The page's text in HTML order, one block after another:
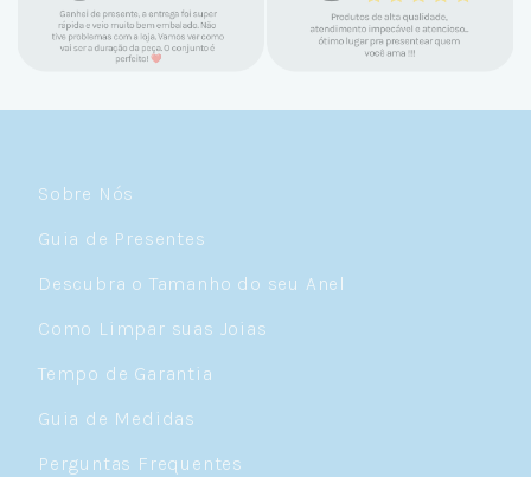
e amo demais as pratas que são lindas, tem
um brilho incrível e preço super justo. Fora
Sobre Nós
Guia de Presentes
Descubra o Tamanho do seu Anel
Como Limpar suas Joias
Tempo de Garantia
Guia de Medidas
Perguntas Frequentes